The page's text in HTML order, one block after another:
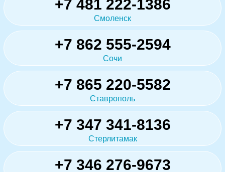
+7 481 222-1386
Смоленск
+7 862 555-2594
Сочи
+7 865 220-5582
Ставрополь
+7 347 341-8136
Стерлитамак
+7 346 276-9673